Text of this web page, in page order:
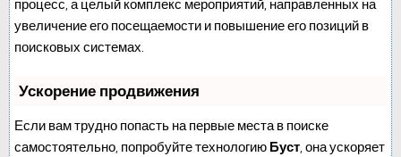
процесс, а целый комплекс мероприятий, направленных на
увеличение его посещаемости и повышение его позиций в
поисковых системах.
Ускорение продвижения
Если вам трудно попасть на первые места в поиске
самостоятельно, попробуйте технологию Буст, она ускоряет